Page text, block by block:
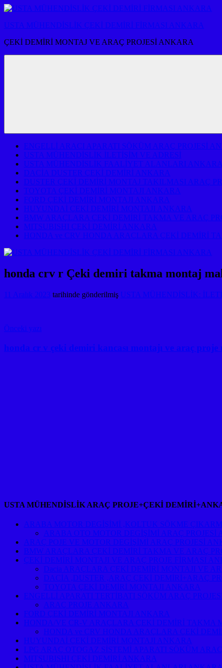
İçeriğe
USTA MÜHENDİSLİK ÇEKİ DEMİRİ FİRMASI ANKARA
ÇEKİ DEMİRİ MONTAJ VE ARAÇ PROJESİ ANKARA
ENGELLİ ARACI APARATI SÖKÜM ARAÇ PROJESİ
USTA MÜHENDİSLİK İLETİŞİM VE ADRESİ
USTA MÜHENDİSLİK FAALİYET ALANLARI ANKARA
DACİA DUSTER ÇEKİ DEMİRİ ANKARA
DUSTER ÇEKİ DEMİRİ MONTAJ TAKILMASI ARAÇ
TOYOTA ÇEKİ DEMİRİ MONTAJI ANKARA
FORD ÇEKİ DEMİRİ MONTAJI ANKARA
HUYUNDAİ ÇEKİ DEMİRİ MONTAJI ANKARA
BMW ARAÇLARA ÇEKİ DEMİRİ TAKMA VE ARAÇ
MITSUBISHI ÇEKİ DEMİRİ ANKARA
HONDA ve CRV HONDA ARAÇLARA ÇEKİ DEMİRİ
honda crv r Çeki demiri takma montaj
11 Aralık 2023 tarihinde gönderilmiş USTA MÜHENDİSLİK:
Yazı
gezinmesi
Önceki yazı
honda cr v çeki demiri kancası montajı ve araç
USTA MÜHENDİSLİK ARAÇ PROJE+ÇEKİ
ARABA MOTOR DEGİŞİMİ ,KOLTUK SÖKME
ARABA OTO MOTOR DEGİŞİMİ ARAÇ PROJESİ
ARAÇ POJE VE MOTOR DEGİŞİMİ ARAÇ PROJESİ
BMW ARAÇLARA ÇEKİ DEMİRİ TAKMA VE ARAÇ
ÇEKİ DEMİRİ MONTAJI VE ARAÇ PROJE FİRMASI
Dacia ARAÇLARA ÇEKİ DEMİRİ MONTAJI VE
DACİA ,DUSTER ,ARAÇ ÇEKİ DEMİRİ+ARAÇ
TOYOTA ÇEKİ DEMİRİ MONTAJI ANKARA
ENGELLİ APARATI TERTİBATI SÖKÜM ARAÇ
ARAÇ PROJE ANKARA
FORD ÇEKİ DEMİRİ MONTAJI ANKARA
HONDA/VE CR-V ARAÇLARA ÇEKİ DEMİRİ TAKMA
HONDA ve CRV HONDA ARAÇLARA ÇEKİ
HUYUNDAİ ÇEKİ DEMİRİ MONTAJI ANKARA
LPG ARAÇ OTOGAZ SİSTEMİ APARATI SÖKÜM
MITSUBISHI ÇEKİ DEMİRİ ANKARA